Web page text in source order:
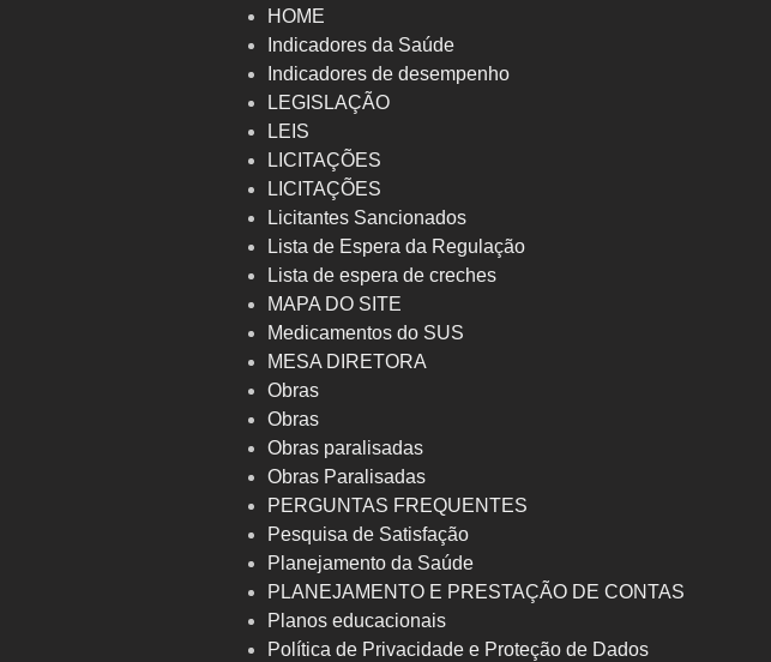
HOME
Indicadores da Saúde
Indicadores de desempenho
LEGISLAÇÃO
LEIS
LICITAÇÕES
LICITAÇÕES
Licitantes Sancionados
Lista de Espera da Regulação
Lista de espera de creches
MAPA DO SITE
Medicamentos do SUS
MESA DIRETORA
Obras
Obras
Obras paralisadas
Obras Paralisadas
PERGUNTAS FREQUENTES
Pesquisa de Satisfação
Planejamento da Saúde
PLANEJAMENTO E PRESTAÇÃO DE CONTAS
Planos educacionais
Política de Privacidade e Proteção de Dados